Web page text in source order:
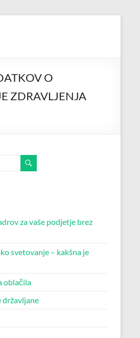
O
ZDRAVLJENJA
za vaše podjetje brez
svetovanje – kakšna je
oblačila
državljane